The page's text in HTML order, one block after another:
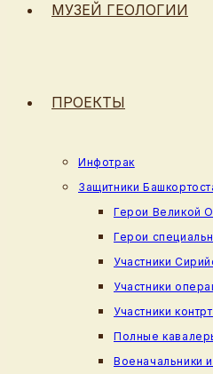
МУЗЕЙ ГЕОЛОГИИ
ПРОЕКТЫ
Инфотрак
Защитники
Герои Великой
Герои
Участники
Участники
Участники
Полные
Военачальники